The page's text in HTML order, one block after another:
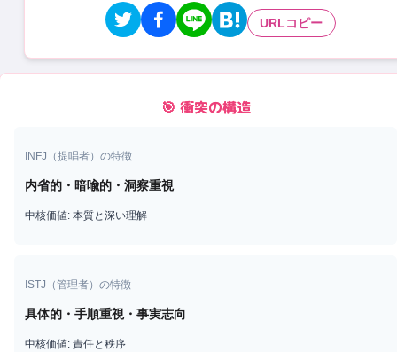
URLコピー
🎯 衝突の構造
INFJ （提唱者）の特徴
内省的・暗喩的・洞察重視
中核価値: 本質と深い理解
ISTJ （管理者）の特徴
具体的・手順重視・事実志向
中核価値: 責任と秩序